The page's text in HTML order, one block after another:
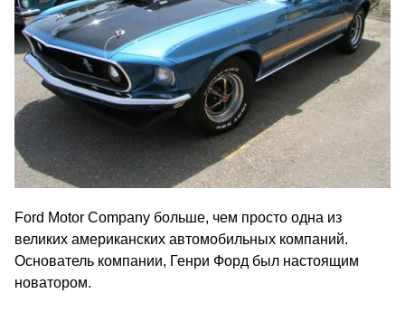
Ford Motor Company больше, чем просто одна из
великих американских автомобильных компаний.
Основатель компании, Генри Форд был настоящим
новатором.